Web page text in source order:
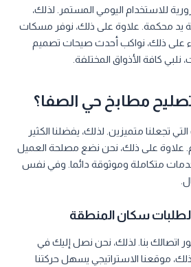
للاستخدام اليومي المستمر. لذلك،
يد محكمة. علاوة على ذلك، نوفر مسكات
على ذلك، نواكب أحدث صيحات تصميم
كافة الأذواق المختلفة.
تصليح مطابخ حي الصفا؟
تجعلنا متميزين. لذلك، يفضلنا الكثير
علاوة على ذلك، نحن نضع مصلحة العميل
خدمات متكاملة وموثوقة دائما. وفي نفس
لطلبات سكان المنطقة
اتصالك بنا. لذلك، نحن نصل إليك في
موقعنا الاستراتيجي يسهل حركتنا